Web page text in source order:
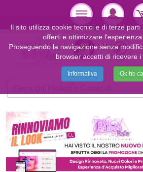
Il sito utilizza cookie tecnici e di terze
offerti e ottimizzare l'esperienza
Proseguendo la navigazione senza
browser accetti di ricevere i
Informativa Ok ho